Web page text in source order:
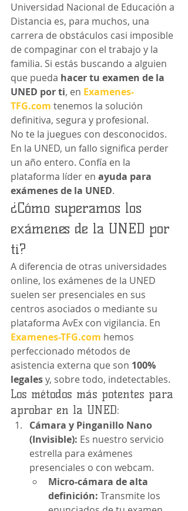
Universidad Nacional de Educación a
Distancia es, para muchos, una
carrera de obstáculos casi imposible
de compaginar con el trabajo y la
familia. Si estás buscando a alguien
que pueda hacer tu examen de la
UNED por ti, en Examenes-
TFG.com tenemos la solución
definitiva, segura y profesional.
No te la juegues con desconocidos.
En la UNED, un fallo significa perder
un año entero. Confía en la
plataforma líder en ayuda para
exámenes de la UNED.
¿Cómo superamos los
exámenes de la UNED por
ti?
A diferencia de otras universidades
online, los exámenes de la UNED
suelen ser presenciales en sus
centros asociados o mediante su
plataforma AvEx con vigilancia. En
Examenes-TFG.com hemos
perfeccionado métodos de
asistencia externa que son 100%
legales y, sobre todo, indetectables.
Los métodos más potentes para
aprobar en la UNED:
Cámara y Pinganillo Nano
(Invisible): Es nuestro servicio
estrella para exámenes
presenciales o con webcam.
Micro-cámara de alta
definición: Transmite los